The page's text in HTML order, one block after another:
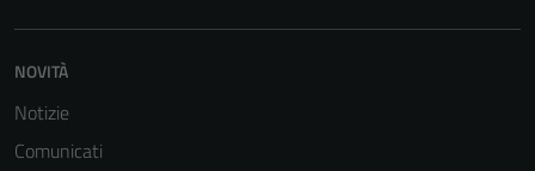
NOVITÀ
Notizie
Comunicati